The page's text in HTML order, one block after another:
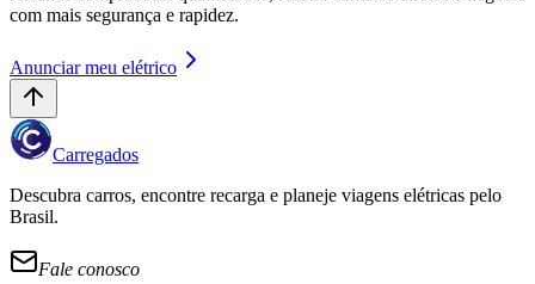
com mais segurança e rapidez.
Anunciar meu elétrico
Carregados
Descubra carros, encontre recarga e planeje viagens elétricas pelo
Brasil.
Fale conosco